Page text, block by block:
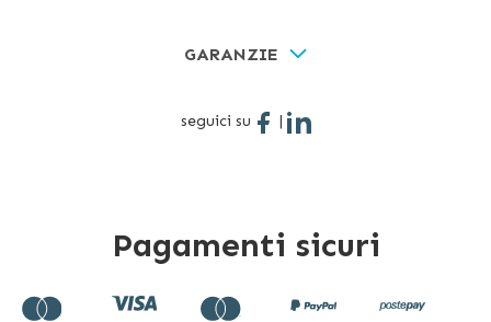
GARANZIE
seguici su |
Pagamenti sicuri